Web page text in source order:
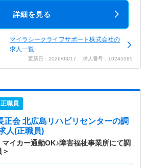
詳細を見る
マイラシークライフサポート株式会社の
求人一覧
更新日：2026/03/17 求人番号：10245085
正職員
正会 北広島リハビリセンターの調
人(正職員)
マイカー通勤OK♪障害福祉事業所にて調